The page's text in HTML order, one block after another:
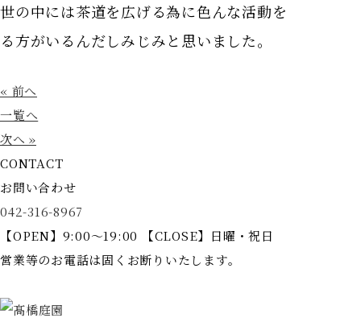
世の中には茶道を広げる為に色んな活動をされてい
る方がいるんだしみじみと思いました。
« 前へ
一覧へ
次へ »
CONTACT
お問い合わせ
042-316-8967
【OPEN】9:00～19:00 【CLOSE】日曜・祝日
営業等のお電話は固くお断りいたします。